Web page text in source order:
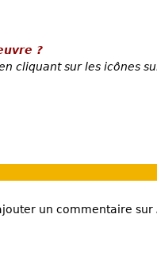
?
cliquant sur les icônes
un commentaire sur